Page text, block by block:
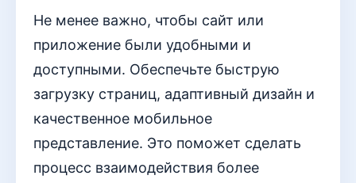
Не менее важно, чтобы сайт или
приложение были удобными и
доступными. Обеспечьте быструю
загрузку страниц, адаптивный дизайн и
качественное мобильное
представление. Это поможет сделать
процесс взаимодействия более